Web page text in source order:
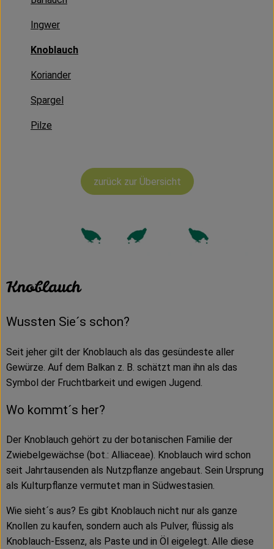
Neues vom Hof
Ingwer
Knoblauch
Koriander
Spargel
Pilze
zurück zur Übersicht
Knoblauch
Wussten Sie´s schon?
Seit jeher gilt der Knoblauch als das gesündeste aller
Gewürze. Auf dem Balkan z. B. schätzt man ihn als das
Symbol der Fruchtbarkeit und ewigen Jugend.
Wo kommt´s her?
Der Knoblauch gehört zu der botanischen Familie der
Zwiebelgewächse (bot.: Alliaceae). Knoblauch wird schon
seit Jahrtausenden als Nutzpflanze angebaut. Sein Ursprung
als Kulturpflanze vermutet man in Südwestasien.
Wie sieht´s aus? Es gibt Knoblauch nicht nur als ganze
Knollen zu kaufen, sondern auch als Pulver, flüssig als
Knoblauch-Essenz, als Paste und in Öl eigelegt. Alle diese